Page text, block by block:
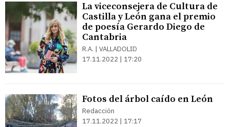
La viceconsejera de Cultura de
Castilla y León gana el premio
de poesía Gerardo Diego de
Cantabria
R.A. | VALLADOLID
17.11.2022 | 17:20
Fotos del árbol caído en León
Redacción
17.11.2022 | 17:17